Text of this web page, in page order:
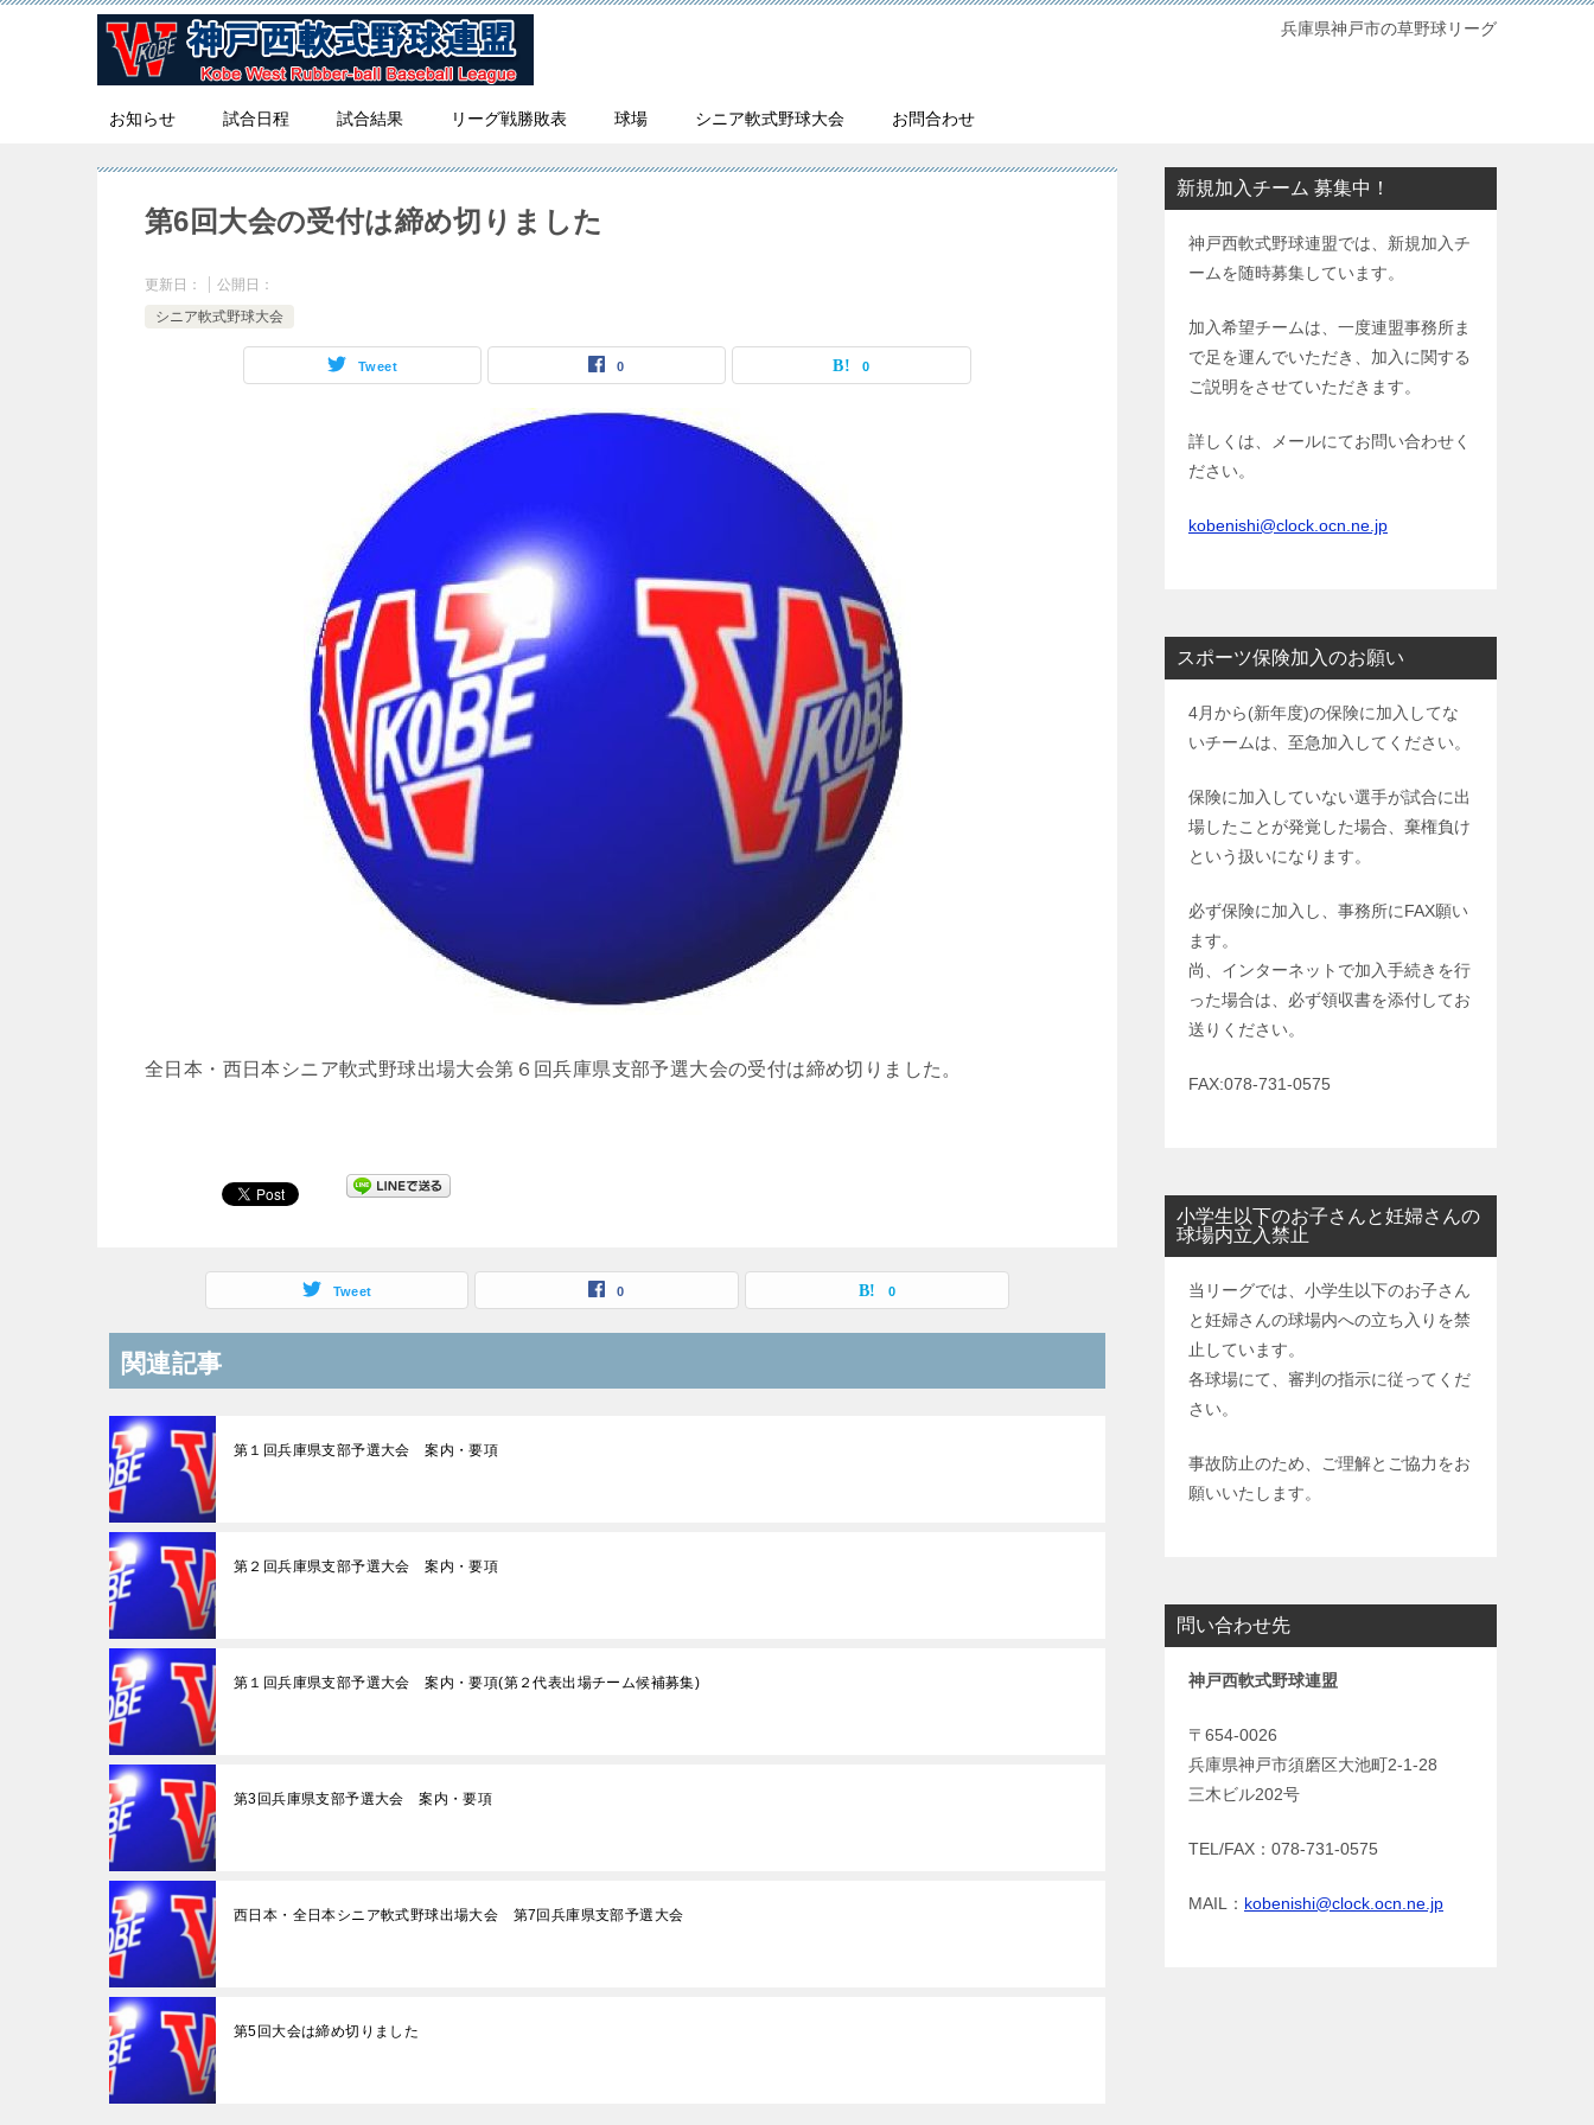
兵庫県神戸市の草野球リーグ
お知らせ 試合日程 試合結果 リーグ戦勝敗表 球場 シニア軟式野球大会 お問合わせ
第6回大会の受付は締め切りました
更新日：
公開日：
シニア軟式野球大会
Tweet 0 0
全日本・西日本シニア軟式野球出場大会第６回兵庫県支部予選大会の受付は締め切りました。
Tweet 0 0
関連記事
第１回兵庫県支部予選大会 案内・要項
第２回兵庫県支部予選大会 案内・要項
第１回兵庫県支部予選大会 案内・要項(第２代表出場チーム候補募集)
第3回兵庫県支部予選大会 案内・要項
西日本・全日本シニア軟式野球出場大会 第7回兵庫県支部予選大会
第5回大会は締め切りました
新規加入チーム 募集中！
神戸西軟式野球連盟では、新規加入チ
ームを随時募集しています。
加入希望チームは、一度連盟事務所ま
で足を運んでいただき、加入に関する
ご説明をさせていただきます。
詳しくは、メールにてお問い合わせく
ださい。
kobenishi@clock.ocn.ne.jp
スポーツ保険加入のお願い
4月から(新年度)の保険に加入してな
いチームは、至急加入してください。
保険に加入していない選手が試合に出
場したことが発覚した場合、棄権負け
という扱いになります。
必ず保険に加入し、事務所にFAX願い
ます。
尚、インターネットで加入手続きを行
った場合は、必ず領収書を添付してお
送りください。
FAX:078-731-0575
小学生以下のお子さんと妊婦さんの
球場内立入禁止
当リーグでは、小学生以下のお子さん
と妊婦さんの球場内への立ち入りを禁
止しています。
各球場にて、審判の指示に従ってくだ
さい。
事故防止のため、ご理解とご協力をお
願いいたします。
問い合わせ先
神戸西軟式野球連盟
〒654-0026
兵庫県神戸市須磨区大池町2-1-28
三木ビル202号
TEL/FAX：078-731-0575
MAIL： kobenishi@clock.ocn.ne.jp